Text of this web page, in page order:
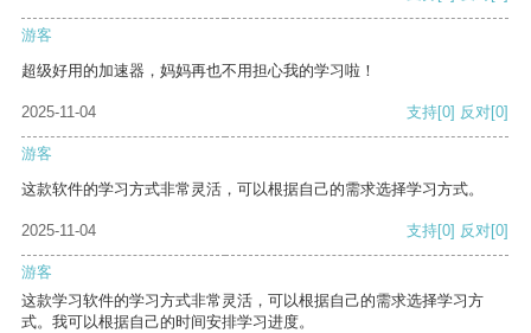
游客
超级好用的加速器，妈妈再也不用担心我的学习啦！
2025-11-04 支持[0] 反对[0]
游客
这款软件的学习方式非常灵活，可以根据自己的需求选择学习方式。
2025-11-04 支持[0] 反对[0]
游客
这款学习软件的学习方式非常灵活，可以根据自己的需求选择学习方
式。我可以根据自己的时间安排学习进度。